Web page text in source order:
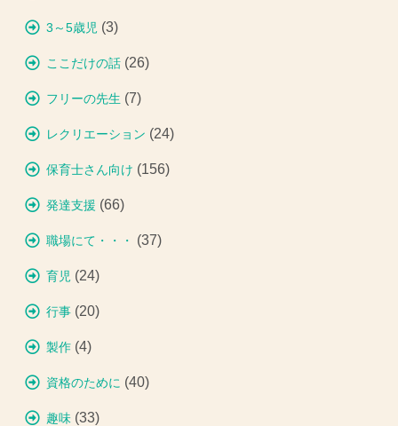
3～5歳児 (3)
ここだけの話 (26)
フリーの先生 (7)
レクリエーション (24)
保育士さん向け (156)
発達支援 (66)
職場にて・・・ (37)
育児 (24)
行事 (20)
製作 (4)
資格のために (40)
趣味 (33)